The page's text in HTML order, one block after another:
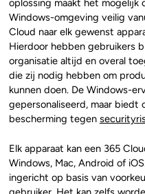
oplossing maakt het mogelijk
Windows-omgeving veilig
Cloud naar elk gewenst
Hierdoor hebben gebruikers
organisatie altijd en overal
die zij nodig hebben om
kunnen doen. De Windows-
gepersonaliseerd, maar biedt
bescherming tegen
Elk apparaat kan een 365
Windows, Mac, Android of
ingericht op basis van